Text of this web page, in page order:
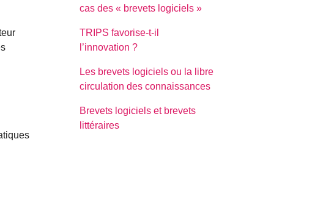
cas des « brevets logiciels »
TRIPS favorise-t-il
l’innovation ?
Les brevets logiciels ou la libre
circulation des connaissances
Brevets logiciels et brevets
littéraires